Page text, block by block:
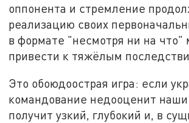
оппонента и стремление
реализацию своих
в формате "несмотря ни на что"
привести к тяжёлым
Это обоюдоострая игра: если
командование недооценит
получит узкий, глубокий и, в